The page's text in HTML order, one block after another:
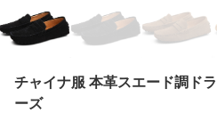
チャイナ服 本革スエード調ド
ーズ